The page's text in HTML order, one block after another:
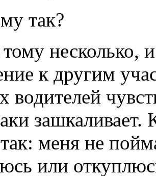
так?
несколько,
к другим
водителей
меня не
или